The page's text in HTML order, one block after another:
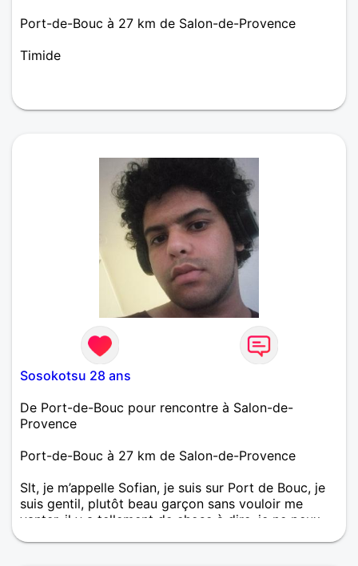
Port-de-Bouc à 27 km de Salon-de-Provence
Timide
Sosokotsu 28 ans
De Port-de-Bouc pour rencontre à Salon-de-
Provence
Port-de-Bouc à 27 km de Salon-de-Provence
Slt, je m’appelle Sofian, je suis sur Port de Bouc, je
suis gentil, plutôt beau garçon sans vouloir me
vanter, il y a tellement de chose à dire, je ne peux